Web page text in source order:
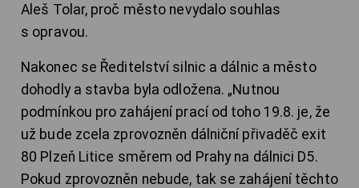
Aleš Tolar, proč město nevydalo souhlas
s opravou.
Nakonec se Ředitelství silnic a dálnic a město
dohodly a stavba byla odložena. „Nutnou
podmínkou pro zahájení prací od toho 19.8. je, že
už bude zcela zprovozněn dálniční přivaděč exit
80 Plzeň Litice směrem od Prahy na dálnici D5.
Pokud zprovozněn nebude, tak se zahájení těchto